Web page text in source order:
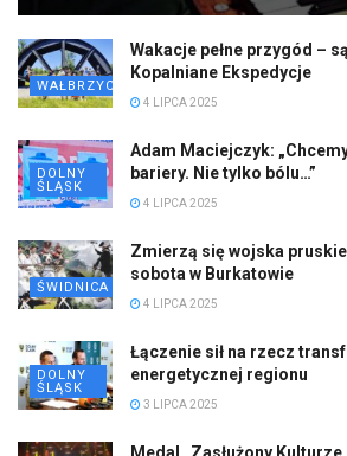
WAŁBRZYCH
Wakacje pełne przygód –
Kopalniane Ekspedycje
4 LIPCA 2025
DOLNY
ŚLĄSK
Adam Maciejczyk:
bariery. Nie tylko bólu…”
4 LIPCA 2025
ŚWIDNICA
Zmierzą się wojska
sobota w Burkatowie
4 LIPCA 2025
DOLNY
ŚLĄSK
Łączenie sił na rzecz
energetycznej regionu
3 LIPCA 2025